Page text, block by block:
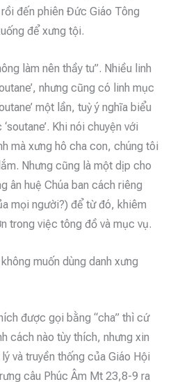
đến phiên Đức Giáo Tông
để xưng tội.
làm nên thầy tu”. Nhiều linh
nhưng cũng có linh mục
một lần, tuỳ ý nghĩa biểu
Khi nói chuyện với
mà xưng hô cha con, chúng tôi
Nhưng cũng là một dịp cho
ân huệ Chúa ban cách riêng
mọi người?) để từ đó, khiêm
trong việc tông đồ và mục vụ.
muốn dùng danh xưng
được gọi bằng “cha” thì cứ
cách nào tùy thích, nhưng xin
và truyền thống của Giáo Hội
câu Phúc Âm Mt 23,8-9 ra